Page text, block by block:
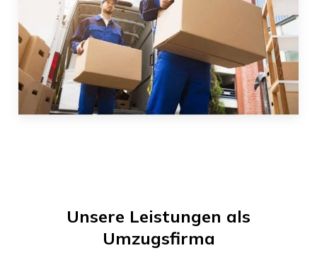
Unsere Leistungen als
Umzugsfirma